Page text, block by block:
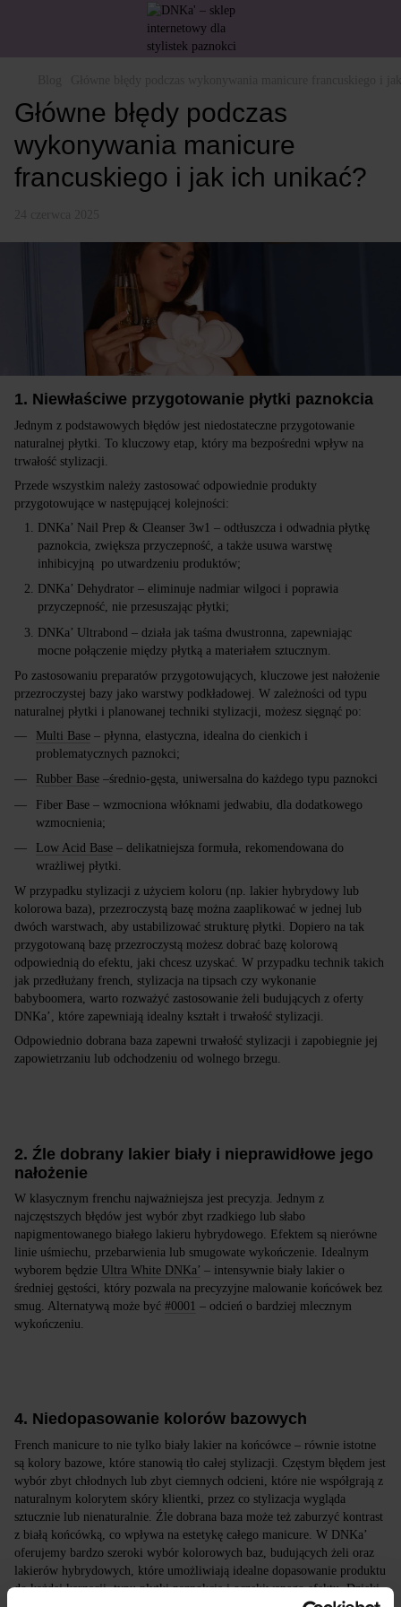
Główne błędy podczas
wykonywania manicure
francuskiego i jak ich unikać?
1. Niewłaściwe przygotowanie płytki paznokcia
Jednym z podstawowych błędów jest niedostateczne przygotowanie
naturalnej płytki. To kluczowy etap, który ma bezpośredni wpływ na
trwałość stylizacji.
Przede wszystkim należy zastosować odpowiednie produkty
przygotowujące w następującej kolejności:
DNKa’ Nail Prep & Cleanser 3w1 – odtłuszcza i odwadnia płytkę
paznokcia, zwiększa przyczepność, a także usuwa warstwę
inhibicyjną po utwardzeniu produktów;
DNKa’ Dehydrator – eliminuje nadmiar wilgoci i poprawia
przyczepność, nie przesuszając płytki;
DNKa’ Ultrabond – działa jak taśma dwustronna, zapewniając
mocne połączenie między płytką a materiałem sztucznym.
Po zastosowaniu preparatów przygotowujących, kluczowe jest nałożenie
przezroczystej bazy jako warstwy podkładowej. W zależności od typu
naturalnej płytki i planowanej techniki stylizacji, możesz sięgnąć po:
Multi Base – płynna, elastyczna, idealna do cienkich i
problematycznych paznokci;
Rubber Base –średnio-gęsta, uniwersalna do każdego typu paznokci
Fiber Base – wzmocniona włóknami jedwabiu, dla dodatkowego
wzmocnienia;
Low Acid Base – delikatniejsza formuła, rekomendowana do
wrażliwej płytki.
W przypadku stylizacji z użyciem koloru (np. lakier hybrydowy lub
kolorowa baza), przezroczystą bazę można zaaplikować w jednej lub
dwóch warstwach, aby ustabilizować strukturę płytki. Dopiero na tak
przygotowaną bazę przezroczystą możesz dobrać bazę kolorową
odpowiednią do efektu, jaki chcesz uzyskać. W przypadku technik takich
jak przedłużany french, stylizacja na tipsach czy wykonanie
babyboomera, warto rozważyć zastosowanie żeli budujących z oferty
DNKa’, które zapewniają idealny kształt i trwałość stylizacji.
Odpowiednio dobrana baza zapewni trwałość stylizacji i zapobiegnie jej
zapowietrzaniu lub odchodzeniu od wolnego brzegu.
2. Źle dobrany lakier biały i nieprawidłowe jego
nałożenie
W klasycznym frenchu najważniejsza jest precyzja. Jednym z
najczęstszych błędów jest wybór zbyt rzadkiego lub słabo
napigmentowanego białego lakieru hybrydowego. Efektem są nierówne
linie uśmiechu, przebarwienia lub smugowate wykończenie. Idealnym
wyborem będzie Ultra White DNKa’ – intensywnie biały lakier o
średniej gęstości, który pozwala na precyzyjne malowanie końcówek bez
smug. Alternatywą może być #0001 – odcień o bardziej mlecznym
wykończeniu.
4. Niedopasowanie kolorów bazowych
French manicure to nie tylko biały lakier na końcówce – równie istotne
są kolory bazowe, które stanowią tło całej stylizacji. Częstym błędem jest
wybór zbyt chłodnych lub zbyt ciemnych odcieni, które nie współgrają z
naturalnym kolorytem skóry klientki, przez co stylizacja wygląda
sztucznie lub nienaturalnie. Źle dobrana baza może też zaburzyć kontrast
z białą końcówką, co wpływa na estetykę całego manicure. W DNKa’
oferujemy bardzo szeroki wybór kolorowych baz, budujących żeli oraz
lakierów hybrydowych, które umożliwiają idealne dopasowanie produktu
do każdej karnacji, typu płytki paznokcia i oczekiwanego efektu. Dzięki